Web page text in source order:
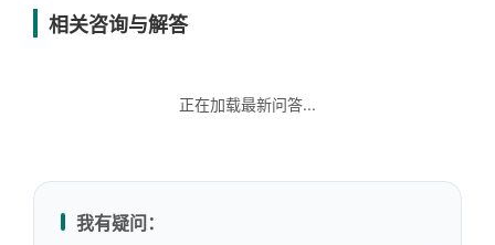
相关咨询与解答
正在加载最新问答...
我有疑问：